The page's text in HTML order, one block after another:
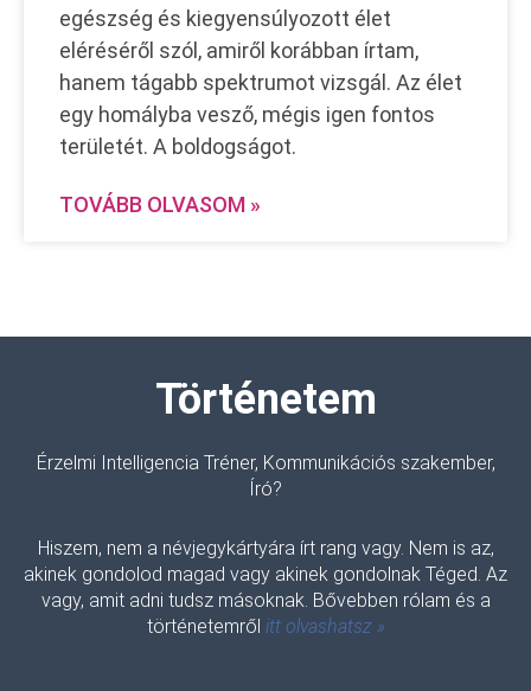
egészség és kiegyensúlyozott élet
eléréséről szól, amiről korábban írtam,
hanem tágabb spektrumot vizsgál. Az élet
egy homályba vesző, mégis igen fontos
területét. A boldogságot.
TOVÁBB OLVASOM »
Történetem
Érzelmi Intelligencia Tréner, Kommunikációs szakember,
Író?
Hiszem, nem a névjegykártyára írt rang vagy. Nem is az,
akinek gondolod magad vagy akinek gondolnak Téged. Az
vagy, amit adni tudsz másoknak. Bővebben rólam és a
történetemről itt olvashatsz »